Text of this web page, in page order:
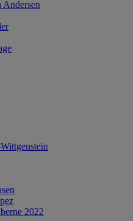
Andersen
2022